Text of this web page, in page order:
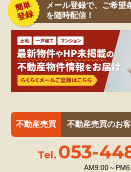
メール登録で、ご希望
を随時配信！
不動産売買 不動産売買のお
Tel. 053-
AM9:00～